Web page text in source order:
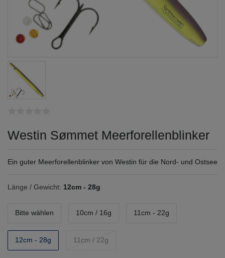
Westin Sømmet Meerforellenblinker
Ein guter Meerforellenblinker von Westin für die Nord- und Ostsee
Länge / Gewicht: 12cm - 28g
Bitte wählen 10cm / 16g 11cm - 22g
12cm - 28g 11cm / 22g